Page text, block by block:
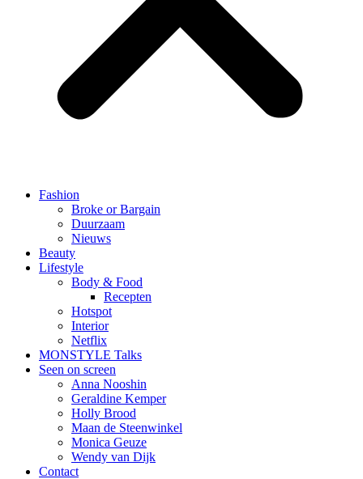
Fashion
Broke or Bargain
Duurzaam
Nieuws
Beauty
Lifestyle
Body & Food
Recepten
Hotspot
Interior
Netflix
MONSTYLE Talks
Seen on screen
Anna Nooshin
Geraldine Kemper
Holly Brood
Maan de Steenwinkel
Monica Geuze
Wendy van Dijk
Contact